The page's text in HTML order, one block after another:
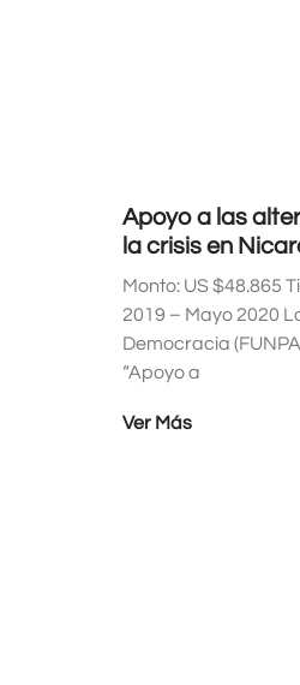
Apoyo a las
la crisis en
Monto: US $48.865
2019 – Mayo 2020
Democracia
“Apoyo a
Ver Más